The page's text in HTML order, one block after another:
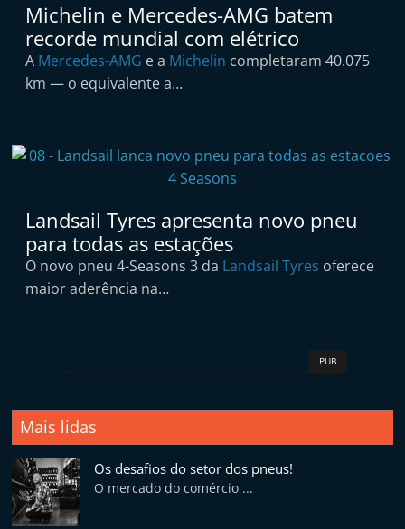
d
e
p
n
s
s
e
r
v
á
p
Michelin e Mercedes-AMG batem
recorde mundial com elétrico
A Mercedes-AMG e a Michelin completaram 40.075
km — o equivalente a…
Landsail Tyres apresenta novo pneu
para todas as estações
O novo pneu 4-Seasons 3 da Landsail Tyres oferece
maior aderência na…
PUB
Mais lidas
Os desafios do setor dos pneus!
O mercado do comércio ...